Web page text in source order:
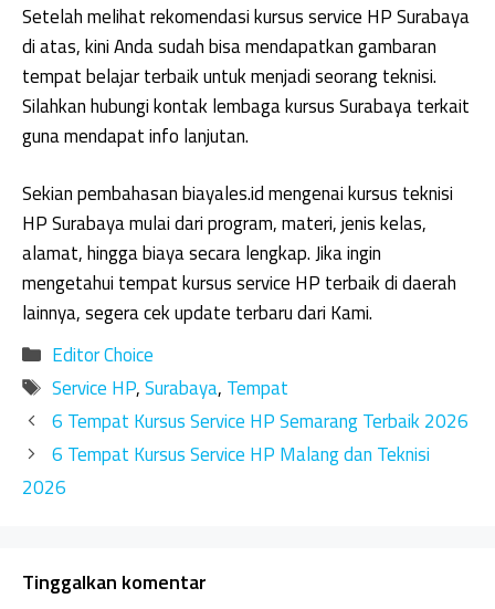
Setelah melihat rekomendasi kursus service HP Surabaya
di atas, kini Anda sudah bisa mendapatkan gambaran
tempat belajar terbaik untuk menjadi seorang teknisi.
Silahkan hubungi kontak lembaga kursus Surabaya terkait
guna mendapat info lanjutan.
Sekian pembahasan biayales.id mengenai kursus teknisi
HP Surabaya mulai dari program, materi, jenis kelas,
alamat, hingga biaya secara lengkap. Jika ingin
mengetahui tempat kursus service HP terbaik di daerah
lainnya, segera cek update terbaru dari Kami.
Kategori
Editor Choice
Tag
Service HP,Surabaya, Tempat
6 Tempat Kursus Service HP Semarang Terbaik 2026
6 Tempat Kursus Service HP Malang dan Teknisi
2026
Tinggalkan komentar